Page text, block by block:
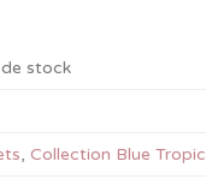
stock
, Collection Blue Tropic